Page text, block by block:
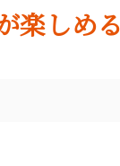
楽しめる